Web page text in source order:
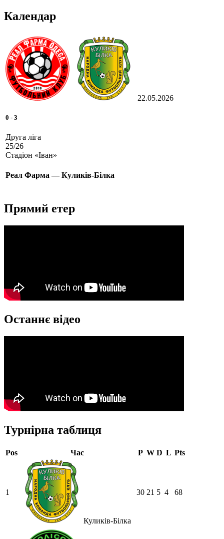
Календар
22.05.2026
0 - 3
Друга ліга
25/26
Стадіон «Іван»
Реал Фарма — Куликів-Білка
Прямий етер
Останнє відео
Турнірна таблиця
Pos Час P W D L Pts
1
Куликів-Білка
30 21 5 4 68